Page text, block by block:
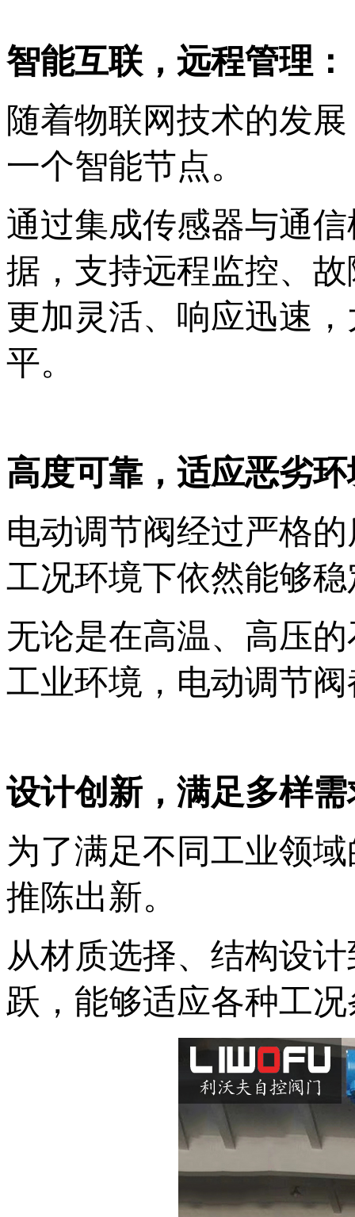
‌智能互联，远程管理‌：
随着物联网技术的发
一个智能节点‌。
通过集成传感器与通
据，支持远程监控、
更加灵活、响应迅速
平‌。
高度可靠，适应恶劣
电动调节阀经过严格
工况环境下依然能够
无论是在高温、高压
工业环境，电动调节
设计创新，满足多样
为了满足不同工业领
推陈出新‌。
从材质选择、结构设
跃，能够适应各种工